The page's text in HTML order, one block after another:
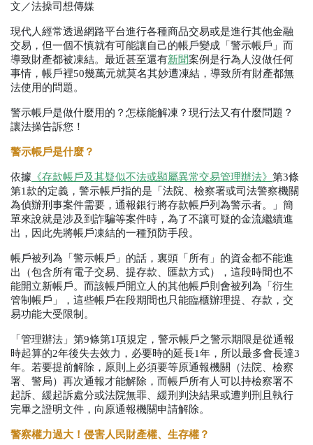
文／法操司想傳媒
現代人經常透過網路平台進行各種商品交易或是進行其他金融
交易，但一個不慎就有可能讓自己的帳戶變成「警示帳戶」而
導致財產都被凍結。最近甚至還有新聞案例是行為人沒做任何
事情，帳戶裡50幾萬元就莫名其妙遭凍結，導致所有財產都無
法使用的問題。
警示帳戶是做什麼用的？怎樣能解凍？現行法又有什麼問題？
讓法操告訴您！
警示帳戶是什麼？
依據 《存款帳戶及其疑似不法或顯屬異常交易管理辦法》 第3條
第1款的定義，警示帳戶指的是「法院、檢察署或司法警察機關
為偵辦刑事案件需要，通報銀行將存款帳戶列為警示者。」簡
單來說就是涉及到詐騙等案件時，為了不讓可疑的金流繼續進
出，因此先將帳戶凍結的一種預防手段。
帳戶被列為「警示帳戶」的話，裏頭「所有」的資金都不能進
出（包含所有電子交易、提存款、匯款方式），這段時間也不
能開立新帳戶。而該帳戶開立人的其他帳戶則會被列為「衍生
管制帳戶」，這些帳戶在段期間也只能臨櫃辦理提、存款，交
易功能大受限制。
「管理辦法」第9條第1項規定，警示帳戶之警示期限是從通報
時起算的2年後失去效力，必要時的延長1年，所以最多會長達3
年。若要提前解除，原則上必須要等原通報機關（法院、檢察
署、警局）再次通報才能解除，而帳戶所有人可以持檢察署不
起訴、緩起訴處分或法院無罪、緩刑判決結果或遭判刑且執行
完畢之證明文件，向原通報機關申請解除。
警察權力過大！侵害人民財產權、生存權？